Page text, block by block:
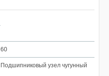
60
Подшипниковый узел чугунный